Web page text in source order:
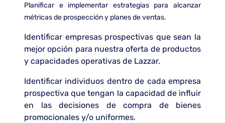
Planificar e implementar estrategias para alcanzar
métricas de prospección y planes de ventas.
Identificar empresas prospectivas que sean la
mejor opción para nuestra oferta de productos
y capacidades operativas de Lazzar.
Identificar individuos dentro de cada empresa
prospectiva que tengan la capacidad de influir
en las decisiones de compra de bienes
promocionales y/o uniformes.